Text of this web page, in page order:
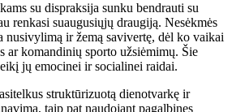
su dispraksija sunku bendrauti su
renkasi suaugusiųjų draugiją. Nesėkmės
nusivylimą ir žemą savivertę, dėl ko vaikai
ar komandinių sporto užsiėmimų. Šie
jų emocinei ir socialinei raidai.
struktūrizuotą dienotvarkę ir
taip pat naudojant pagalbines